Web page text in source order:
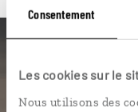
Consentement
Les cookies sur le
Nous utilisons des
l'appli qui